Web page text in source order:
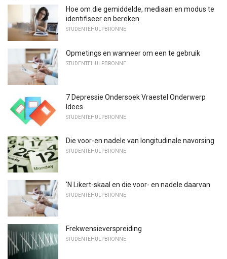
Hoe om die gemiddelde, mediaan en modus te
identifiseer en bereken
STUDENTEHULPBRONNE
Opmetings en wanneer om een ​​te gebruik
STUDENTEHULPBRONNE
7 Depressie Ondersoek Vraestel Onderwerp
Idees
STUDENTEHULPBRONNE
Die voor-en nadele van longitudinale navorsing
STUDENTEHULPBRONNE
'N Likert-skaal en die voor- en nadele daarvan
STUDENTEHULPBRONNE
Frekwensieverspreiding
STUDENTEHULPBRONNE